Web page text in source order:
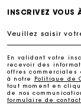
Livraison à
INSCRIVEZ VOUS
Veuillez saisir
En validant votre
recevoir des
offres commerciales
à notre
Politique de
tout moment en
de nos
formulaire de contact